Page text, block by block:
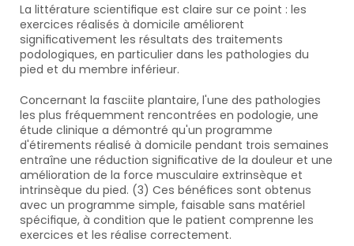
La littérature scientifique est claire sur ce point : les
exercices réalisés à domicile améliorent
significativement les résultats des traitements
podologiques, en particulier dans les pathologies du
pied et du membre inférieur.
Concernant la fasciite plantaire, l'une des pathologies
les plus fréquemment rencontrées en podologie, une
étude clinique a démontré qu'un programme
d'étirements réalisé à domicile pendant trois semaines
entraîne une réduction significative de la douleur et une
amélioration de la force musculaire extrinsèque et
intrinsèque du pied. (3) Ces bénéfices sont obtenus
avec un programme simple, faisable sans matériel
spécifique, à condition que le patient comprenne les
exercices et les réalise correctement.